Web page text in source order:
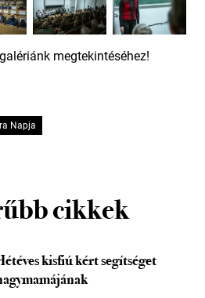
megtekintéséhez!
Napja
cikkek
kisfiú kért segítséget